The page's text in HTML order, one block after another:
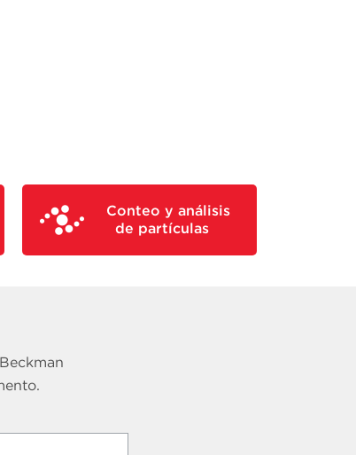
Conteo y análisis
de partículas